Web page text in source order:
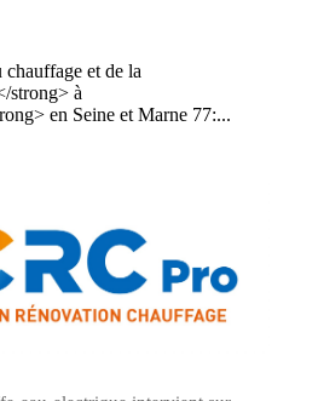
et de la
strong> à
en Seine et Marne 77:...